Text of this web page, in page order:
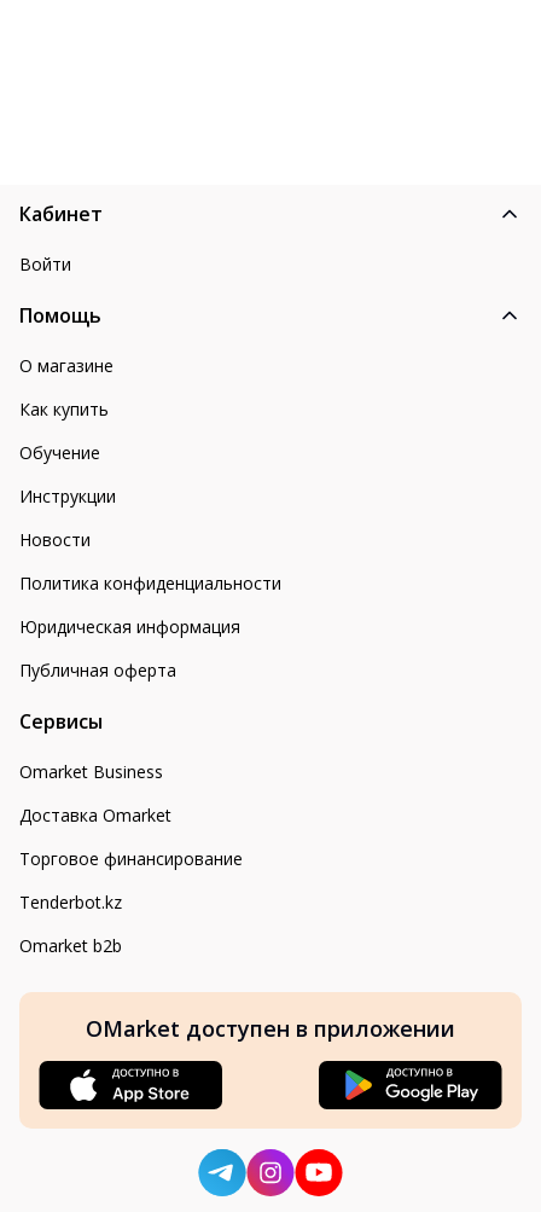
Кабинет
Войти
Помощь
О магазине
Как купить
Обучение
Инструкции
Новости
Политика конфиденциальности
Юридическая информация
Публичная оферта
Сервисы
Omarket Business
Доставка Omarket
Торговое финансирование
Tenderbot.kz
Omarket b2b
OMarket доступен в приложении